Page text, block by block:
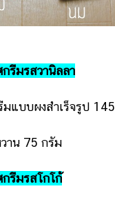
รีมรสวานิลลา
บผงสำเร็จรูป 145
75 กรัม
รีมรสโกโก้